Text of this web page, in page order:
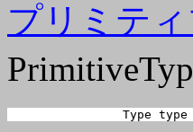
プリミテ
Type type